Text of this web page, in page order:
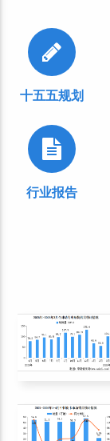
十五五规划
行业报告